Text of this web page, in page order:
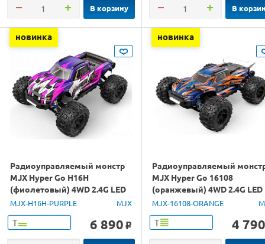
В корзину В
новинка
Радиоуправляемый монстр
MJX Hyper Go H16H
(фиолетовый) 4WD 2.4G LED
GPS 1/16 RTR
MJX-H16H-PURPLE MJX
Т 6 890 o
новинка
Радиоуправляемый
MJX Hyper Go 16108
(оранжевый) 4WD 2.4G LED
1/16 RTR
MJX-16108-ORANGE
Т 4 790